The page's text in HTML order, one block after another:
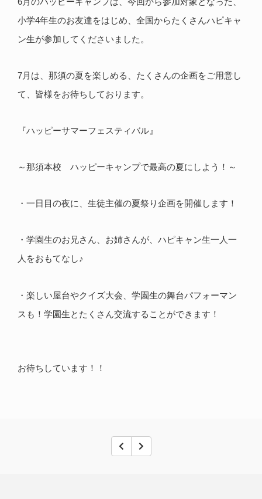
小学4年生のお友達をはじめ、全国からたくさんハピキャ
ン生が参加してくださいました。
7月は、那須の夏を楽しめる、たくさんの企画をご用意し
て、皆様をお待ちしております。
『ハッピーサマーフェスティバル』
～那須本校 ハッピーキャンプで最高の夏にしよう！～
・一日目の夜に、生徒主催の夏祭り企画を開催します！
・学園生のお兄さん、お姉さんが、ハピキャン生一人一
人をおもてなし♪
・楽しい屋台やクイズ大会、学園生の舞台パフォーマン
スも！学園生とたくさん交流することができます！
お待ちしています！！